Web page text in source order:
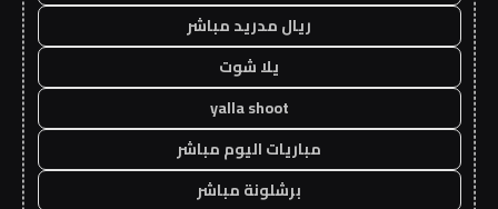
ريال مدريد مباشر
يلا شوت
yalla shoot
مباريات اليوم مباشر
برشلونة مباشر